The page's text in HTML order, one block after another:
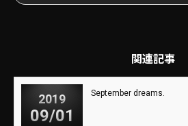
関連記事
2019
09/01
September dreams.